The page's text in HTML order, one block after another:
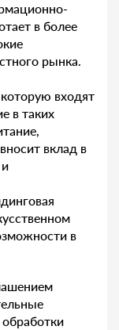
в более
рынка.
входят
в таких
вклад в
в